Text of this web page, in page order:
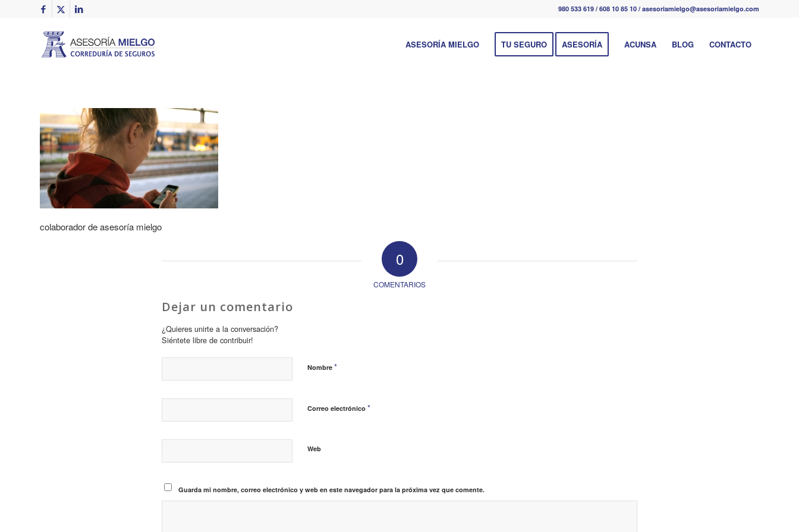
980 533 619 / 608 10 85 10 / asesoriamielgo@asesoriamielgo.com
ASESORÍA MIELGO TU SEGURO ASESORÍA ACUNSA BLOG CONTACTO
colaborador de asesoría mielgo
0
COMENTARIOS
Dejar un comentario
¿Quieres unirte a la conversación?
Siéntete libre de contribuir!
Nombre *
Correo electrónico *
Web
Guarda mi nombre, correo electrónico y web en este navegador para la próxima vez que comente.